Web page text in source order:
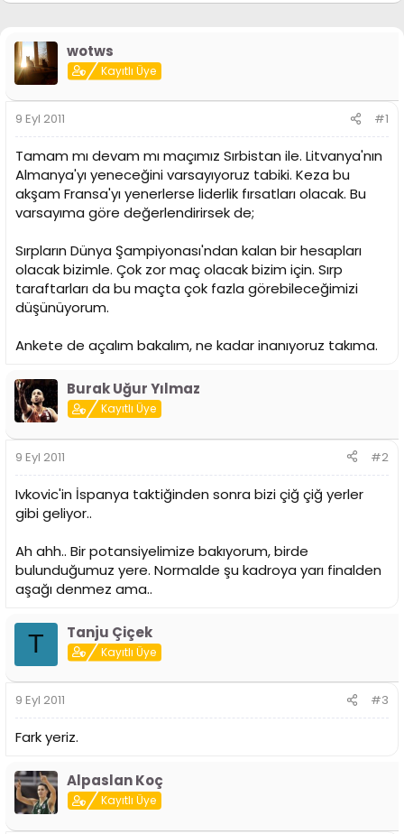
i
wotws
Kayıtlı Üye
9 Eyl 2011 #1
Tamam mı devam mı maçımız Sırbistan ile. Litvanya'nın
Almanya'yı yeneceğini varsayıyoruz tabiki. Keza bu
akşam Fransa'yı yenerlerse liderlik fırsatları olacak. Bu
varsayıma göre değerlendirirsek de;
Sırpların Dünya Şampiyonası'ndan kalan bir hesapları
olacak bizimle. Çok zor maç olacak bizim için. Sırp
taraftarları da bu maçta çok fazla görebileceğimizi
düşünüyorum.
Ankete de açalım bakalım, ne kadar inanıyoruz takıma.
Burak Uğur Yılmaz
Kayıtlı Üye
9 Eyl 2011 #2
Ivkovic'in İspanya taktiğinden sonra bizi çiğ çiğ yerler
gibi geliyor..
Ah ahh.. Bir potansiyelimize bakıyorum, birde
bulunduğumuz yere. Normalde şu kadroya yarı finalden
aşağı denmez ama..
T Tanju Çiçek
Kayıtlı Üye
9 Eyl 2011 #3
Fark yeriz.
Alpaslan Koç
Kayıtlı Üye